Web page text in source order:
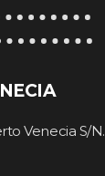
Venecia S/N.